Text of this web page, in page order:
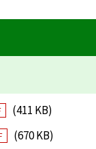
(411 KB)
(670 KB)